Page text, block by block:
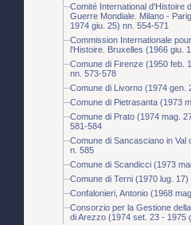
Comité International d'Histoire
Guerre Mondiale. Milano -
1974 giu. 25) nn. 554-571
Commission Internationale
l'Histoire. Bruxelles (1966 giu.
Comune di Firenze (1950 feb.
nn. 573-578
Comune di Livorno (1974 gen.
Comune di Pietrasanta (1973
Comune di Prato (1974 mag.
581-584
Comune di Sancasciano in Val
n. 585
Comune di Scandicci (1973
Comune di Terni (1970 lug. 17)
Confalonieri, Antonio (1968
Consorzio per la Gestione
di Arezzo (1974 set. 23 - 1975